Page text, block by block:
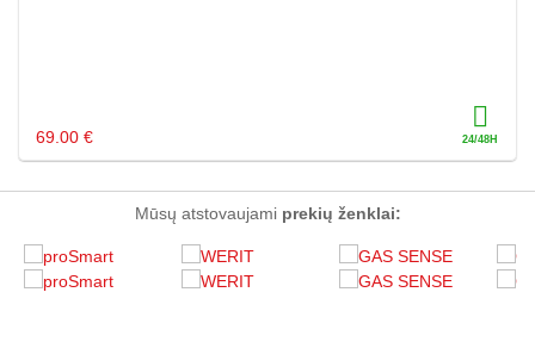
69.00 €
Mūsų atstovaujami prekių ženklai: